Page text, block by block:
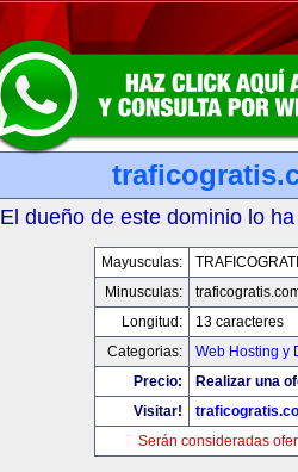
El dueño de este dominio lo
Mayusculas:
Minusculas:
Longitud:
13 caracteres
Categorias:
Web Hosting y
Precio:
Realizar una
Visitar!
Serán consideradas